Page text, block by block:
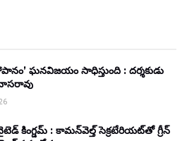
ఘనవిజయం సాధిస్తుంది : దర్శకుడు
కింగ్డమ్ : కామన్‌వెల్త్ సెక్రటేరియట్‌తో గ్రీన్